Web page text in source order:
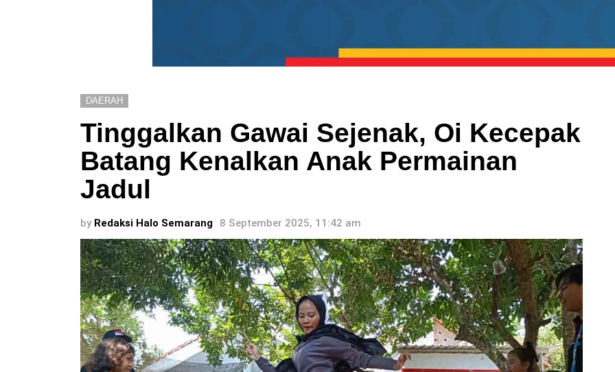
DAERAH
Tinggalkan Gawai Sejenak, Oi Kecepak
Batang Kenalkan Anak Permainan
Jadul
by Redaksi Halo Semarang 8 September 2025, 11:42 am